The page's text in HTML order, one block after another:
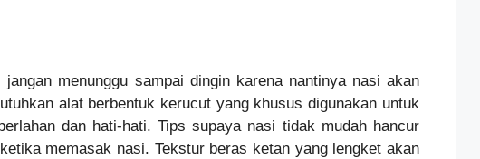
menunggu sampai dingin karena nantinya nasi akan
alat berbentuk kerucut yang khusus digunakan untuk
dan hati-hati. Tips supaya nasi tidak mudah hancur
memasak nasi. Tekstur beras ketan yang lengket akan